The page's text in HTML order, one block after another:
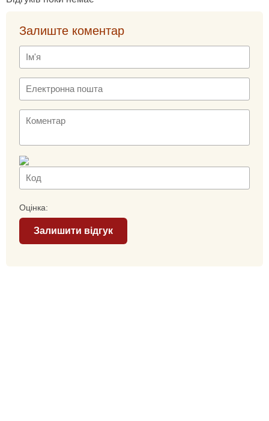
Залиште коментар
Оцінка:
Залишити відгук